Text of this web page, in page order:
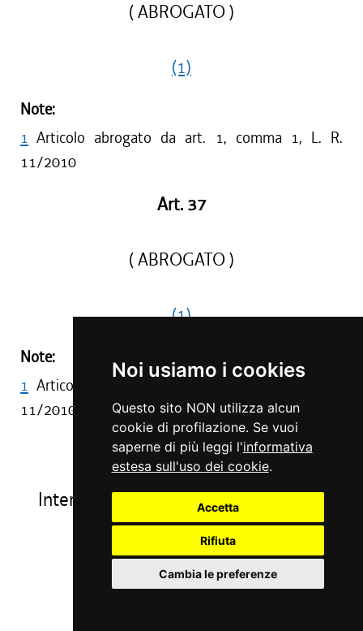
Noi usiamo i cookies
Questo sito NON utilizza alcun
cookie di profilazione. Se vuoi
saperne di più leggi l'informativa
estesa sull'uso dei cookie.
Accetta
Rifiuta
Cambia le preferenze
( ABROGATO )
(1)
Note:
1 Articolo abrogato da art. 1, comma 1, L. R.
11/2010
Art. 37
( ABROGATO )
(1)
Note:
1 Articolo abrogato da art. 1, comma 1, L. R.
11/2010
CAPO IV
Interventi nei settori del commercio e
del turismo
Art. 38